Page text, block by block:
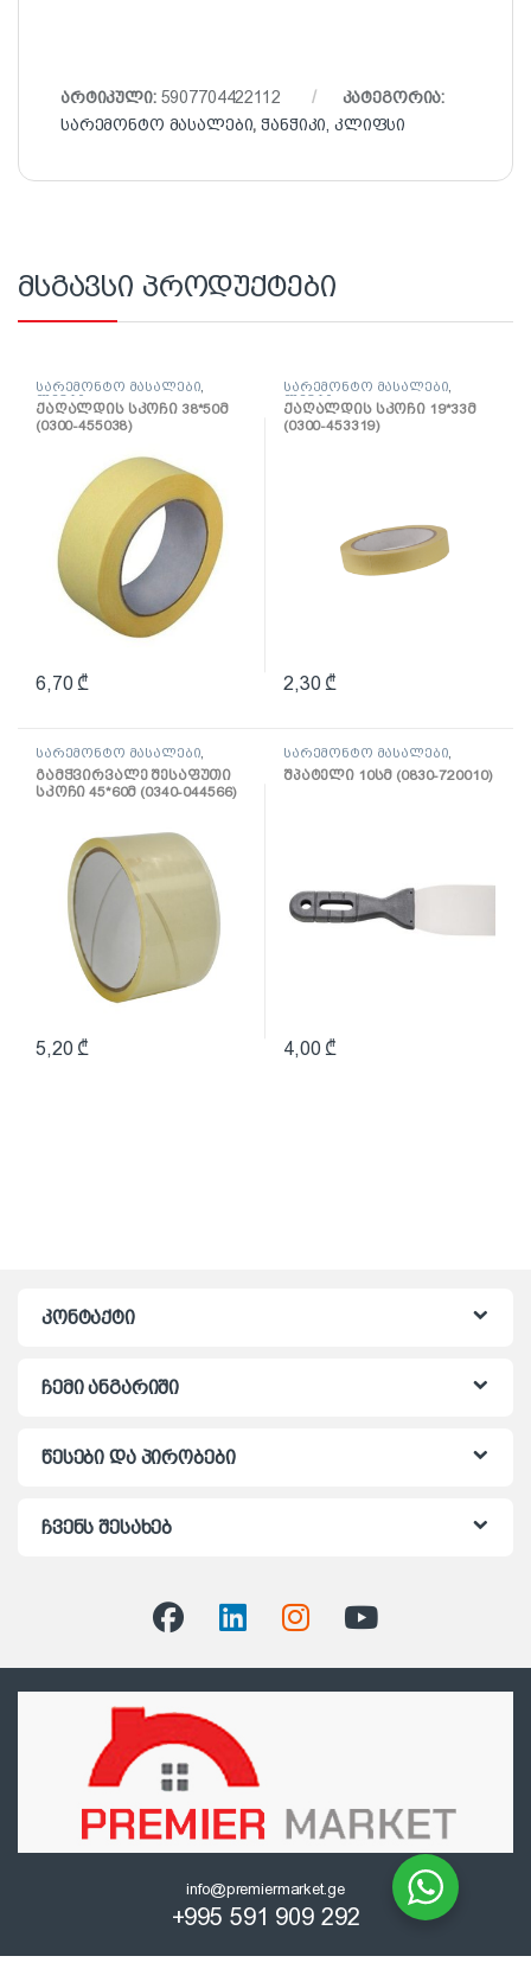
არტიკული: 5907704422112
კატეგორია:
სარემონტო მასალები,ჭანჭიკი, კლიფსი
მსგავსი პროდუქტები
სარემონტო მასალები
ლენტი
ქაღალდის სკოჩი 38*50მ
(0300-455038)
6,70 ₾
სარემონტო მასალები
ლენტი
ქაღალდის სკოჩი 19*33მ
(0300-453319)
2,30 ₾
სარემონტო მასალები
ლენტი
გამჭვირვალე შესაფუთი
სკოჩი 45*60მ (0340-044566)
5,20 ₾
სარემონტო მასალები
შპატელი, საპრიალებელი,
ქაფჩა
შპატელი 10სმ (0830-720010)
4,00 ₾
კონტაქტი
ჩემი ანგარიში
წესები და პირობები
ჩვენს შესახებ
info@premiermarket.ge
+995 591 909 292